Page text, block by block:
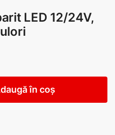
LED 12/24V,
în coș